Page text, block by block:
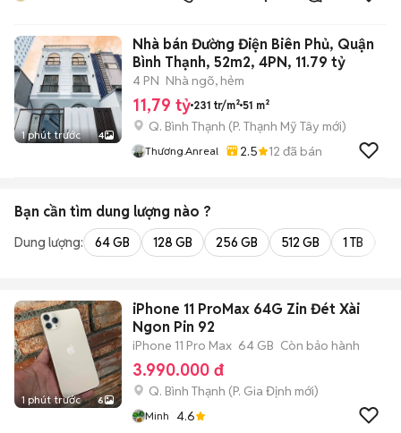
1 phút trước 4
Nhà bán Đường Điện Biên Phủ, Quận
Bình Thạnh, 52m2, 4PN, 11.79 tỷ
4 PN Nhà ngõ, hẻm
11,79 tỷ 231 tr/m² 51 m²
Q. Bình Thạnh (P. Thạnh Mỹ Tây mới)
Thương.anreal 2.5 12 đã bán
Bạn cần tìm dung lượng nào ?
Dung lượng: 64 GB 128 GB 256 GB 512 GB 1 TB
1 phút trước 6
iPhone 11 ProMax 64G Zin Đét Xài
Ngon Pin 92
iPhone 11 Pro Max 64 GB Còn bảo hành
3.990.000 đ
Q. Bình Thạnh (P. Gia Định mới)
Minh 4.6